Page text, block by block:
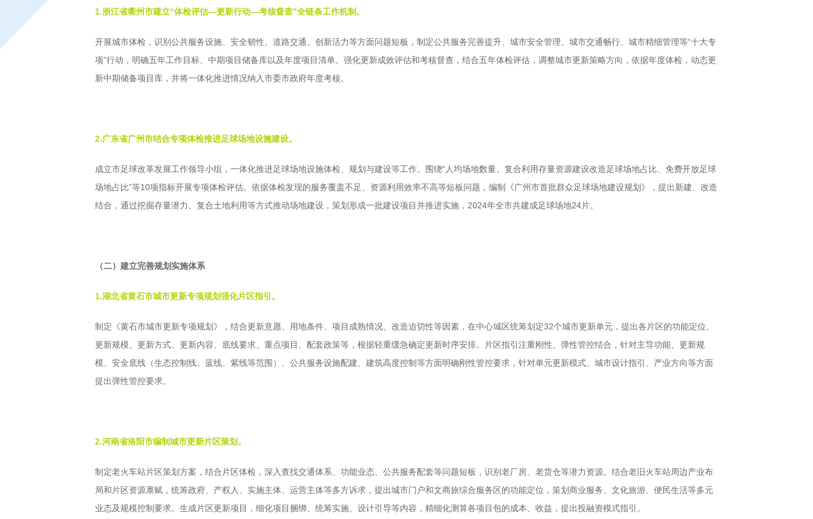
1.浙江省衢州市建立“体检评估—更新行动—考核督查”全链条工作机制。
开展城市体检，识别公共服务设施、安全韧性、道路交通、创新活力等方面问题短板，制定公共服务完善提升、城市安全管理、城市交通畅行、城市精细管理等“十大专
项”行动，明确五年工作目标、中期项目储备库以及年度项目清单。强化更新成效评估和考核督查，结合五年体检评估，调整城市更新策略方向，依据年度体检，动态更
新中期储备项目库，并将一体化推进情况纳入市委市政府年度考核。
2.广东省广州市结合专项体检推进足球场地设施建设。
成立市足球改革发展工作领导小组，一体化推进足球场地设施体检、规划与建设等工作。围绕“人均场地数量、复合利用存量资源建设改造足球场地占比、免费开放足球
场地占比”等10项指标开展专项体检评估。依据体检发现的服务覆盖不足、资源利用效率不高等短板问题，编制《广州市首批群众足球场地建设规划》，提出新建、改造
结合，通过挖掘存量潜力、复合土地利用等方式推动场地建设，策划形成一批建设项目并推进实施，2024年全市共建成足球场地24片。
（二）建立完善规划实施体系
1.湖北省黄石市城市更新专项规划强化片区指引。
制定《黄石市城市更新专项规划》，结合更新意愿、用地条件、项目成熟情况、改造迫切性等因素，在中心城区统筹划定32个城市更新单元，提出各片区的功能定位、
更新规模、更新方式、更新内容、底线要求、重点项目、配套政策等，根据轻重缓急确定更新时序安排。片区指引注重刚性、弹性管控结合，针对主导功能、更新规
模、安全底线（生态控制线、蓝线、紫线等范围）、公共服务设施配建、建筑高度控制等方面明确刚性管控要求，针对单元更新模式、城市设计指引、产业方向等方面
提出弹性管控要求。
2.河南省洛阳市编制城市更新片区策划。
制定老火车站片区策划方案，结合片区体检，深入查找交通体系、功能业态、公共服务配套等问题短板，识别老厂房、老货仓等潜力资源。结合老旧火车站周边产业布
局和片区资源禀赋，统筹政府、产权人、实施主体、运营主体等多方诉求，提出城市门户和文商旅综合服务区的功能定位，策划商业服务、文化旅游、便民生活等多元
业态及规模控制要求。生成片区更新项目，细化项目捆绑、统筹实施、设计引导等内容，精细化测算各项目包的成本、收益，提出投融资模式指引。